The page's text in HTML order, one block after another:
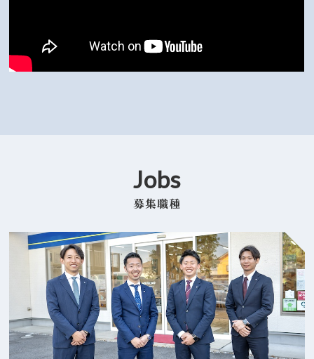
Jobs
募集職種